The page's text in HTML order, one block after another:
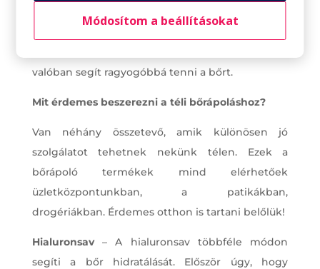
valóban segít ragyogóbbá tenni a bőrt.
Mit érdemes beszerezni a téli bőrápoláshoz?
Van néhány összetevő, amik különösen jó
szolgálatot tehetnek nekünk télen. Ezek a
bőrápoló termékek mind elérhetőek
üzletközpontunkban, a patikákban,
drogériákban. Érdemes otthon is tartani belőlük!
Hialuronsav– A hialuronsav többféle módon
segíti a bőr hidratálását. Először úgy, hogy
Módosítom a beállításokat